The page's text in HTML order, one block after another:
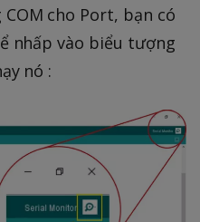
cho Port, bạn có
nhấp vào biểu tượng
nó :